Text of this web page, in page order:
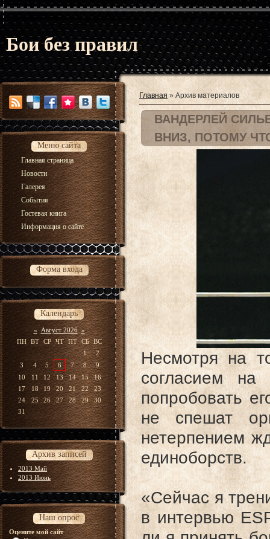
Бои без правил
Меню сайта
Главная страница
Новости
Галерея
События
Гостевая книга
Информация о сайте
Форма входа
Календарь
« Август 2026 »
ПН ВТ СР ЧТ ПТ СБ ВС
1
2
3
4 5 6 7 8
9
10
11 12 13 14 15
16
17
18 19 20 21 22
23
24
25 26 27 28 29
30
31
Архив записей
2013 Май
2013 Июнь
Наш опрос
Оцените мой сайт
Главная » Архив материалов
ВАНДЕРЛЕЙ
ВНИЗ, ПОТОМУ
Несмотря на
согласием
попробовать
не спешат
нетерпением
единоборств.
«Сейчас я
в интервью